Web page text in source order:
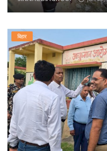
स्त्री
राज्य
कृषि
मूवी मसाला
लाइफ स्टाइल
पर्यटन
धर्म
बिहार